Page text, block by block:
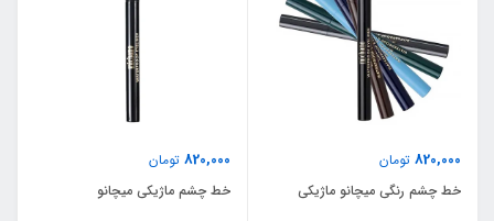
820,000 تومان
خط چشم رنگی میچانو ماژیکی
820,000 تومان
خط چشم ماژیکی میچانو